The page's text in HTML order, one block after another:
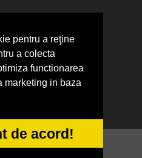
pentru a reţine
a colecta
functionarea
marketing in baza
de acord!